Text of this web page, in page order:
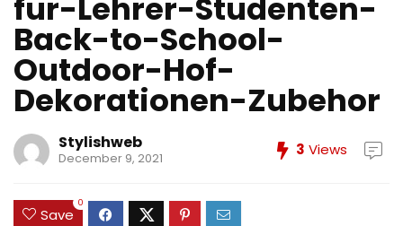
fur-Lehrer-Studenten-
Back-to-School-
Outdoor-Hof-
Dekorationen-Zubehor
Stylishweb
December 9, 2021 3 Views
Save
0